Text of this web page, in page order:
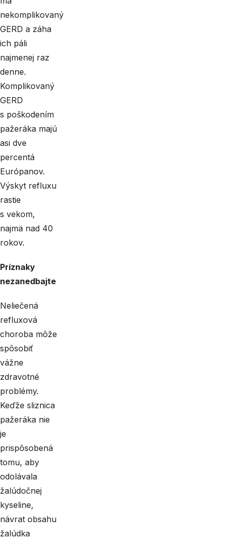
nekomplikovaný
GERD a záha
ich páli
najmenej raz
denne.
Komplikovaný
GERD
s poškodením
pažeráka majú
asi dve
percentá
Európanov.
Výskyt refluxu
rastie
s vekom,
najmä nad 40
rokov.
Príznaky
nezanedbajte
Neliečená
refluxová
choroba môže
spôsobiť
vážne
zdravotné
problémy.
Keďže sliznica
pažeráka nie
je
prispôsobená
tomu, aby
odolávala
žalúdočnej
kyseline,
návrat obsahu
žalúdka